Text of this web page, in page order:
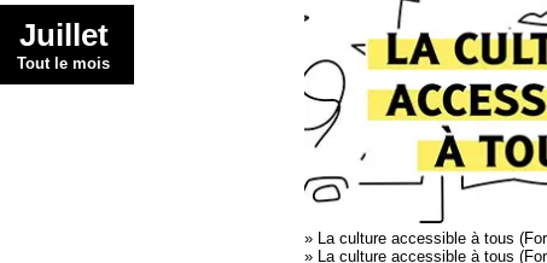
Juillet
Tout le mois
» La culture accessible à tous
» La culture accessible à tous